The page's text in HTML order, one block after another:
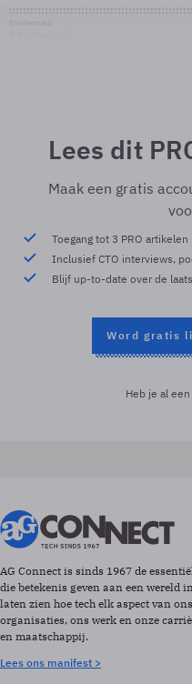
Lees dit
Maak een gratis
Toegang tot 3 PRO artikelen
Inclusief CTO interviews,
Blijf up-to-date over de
Word gratis
Heb je al
AG Connect is sinds 1967 de
die betekenis geven aan een wereld
laten zien hoe tech elk aspect van
organisaties, ons werk en onze
en maatschappij.
Lees ons manifest >